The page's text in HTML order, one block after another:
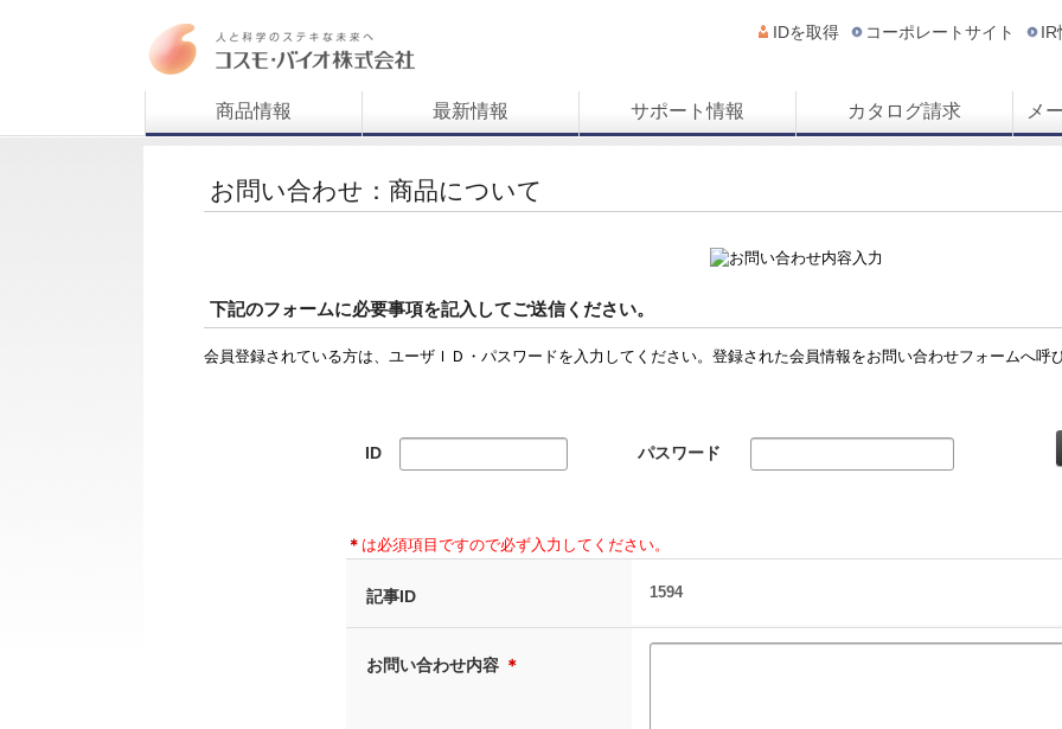
IDを取得 コーポレートサイト IR
商品情報 最新情報 サポート情報 カタログ請求 メ
お問い合わせ：商品について
下記のフォームに必要事項を記入してご送信ください。
会員登録されている方は、ユーザＩＤ・パスワードを入力してください。登録された会員情報をお問い合わせフォームへ呼
ID パスワード
＊ は必須項目ですので必ず入力してください。
記事ID 1594
お問い合わせ内容 ＊